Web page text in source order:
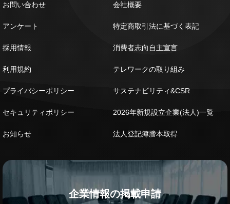
お問い合わせ
アンケート
採用情報
利用規約
プライバシーポリシー
セキュリティポリシー
お知らせ
会社概要
特定商取引法に基づく表記
消費者志向自主宣言
テレワークの取り組み
サステナビリティ&CSR
2026年新規設立企業(法人)一覧
法人登記簿謄本取得
企業情報の掲載申請